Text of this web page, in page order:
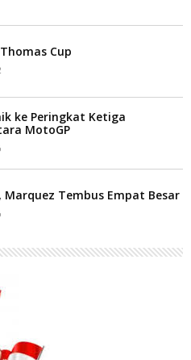
Cup
ke Peringkat Ketiga
MotoGP
Marquez Tembus Empat Besar